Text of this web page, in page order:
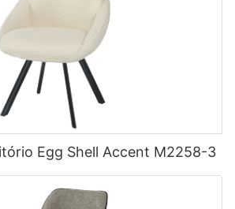
Egg Shell Accent M2258-3